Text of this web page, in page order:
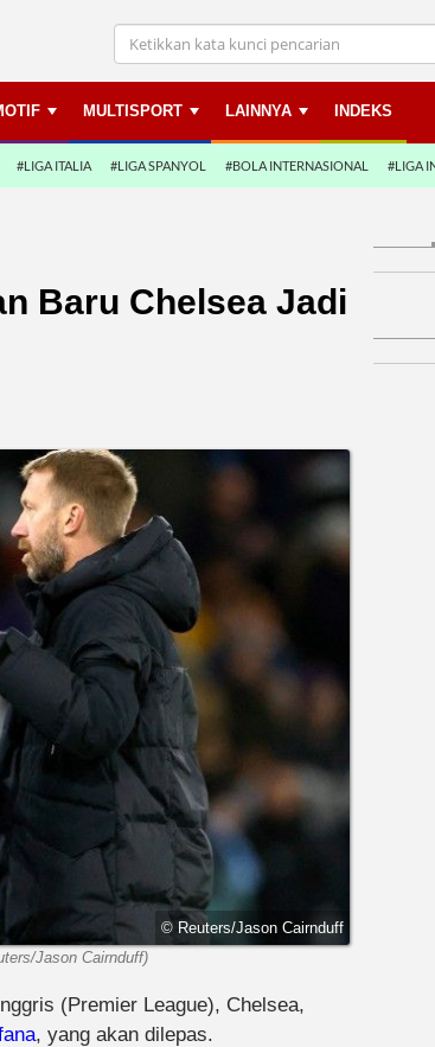
MULTISPORT LAINNYA INDEKS
#LIGA ITALIA #LIGA SPANYOL #BOLA INTERNASIONAL #LIGA
Baru Chelsea Jadi
© Reuters/Jason Cairnduff
Jason Cairnduff)
(Premier League), Chelsea,
, yang akan dilepas.